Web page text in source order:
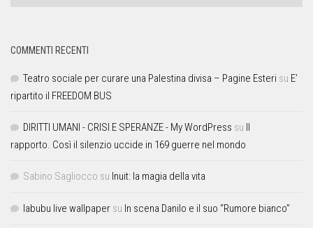
COMMENTI RECENTI
Teatro sociale per curare una Palestina divisa – Pagine Esteri su E’
ripartito il FREEDOM BUS
DIRITTI UMANI - CRISI E SPERANZE - My WordPress su Il
rapporto. Così il silenzio uccide in 169 guerre nel mondo
Sabino Sagliocco su Inuit: la magia della vita
labubu live wallpaper su In scena Danilo e il suo “Rumore bianco”